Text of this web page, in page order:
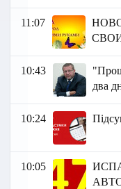
11:07
10:43
два
10:24
10:05